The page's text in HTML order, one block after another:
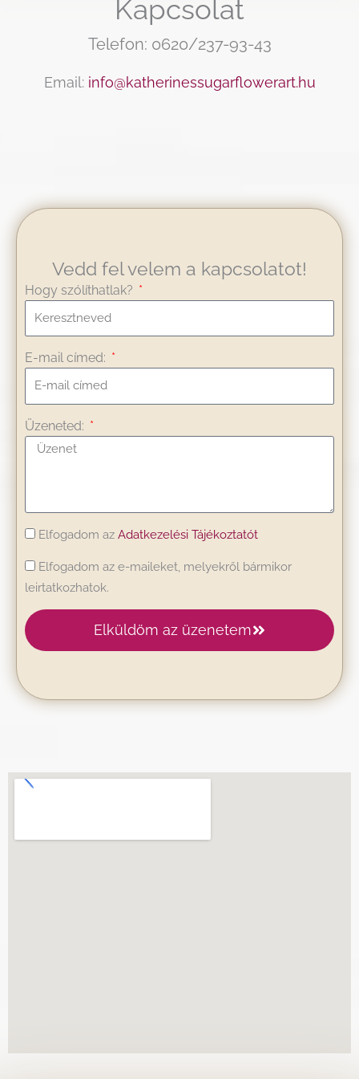
Kapcsolat
Telefon: 0620/237-93-43
Email: info@katherinessugarflowerart.hu
Vedd fel velem a kapcsolatot!
Hogy szólíthatlak?
E-mail címed:
Üzeneted:
Elfogadom az Adatkezelési Tájékoztatót
Elfogadom az e-maileket, melyekről bármikor
leirtatkozhatok.
Elküldöm az üzenetem